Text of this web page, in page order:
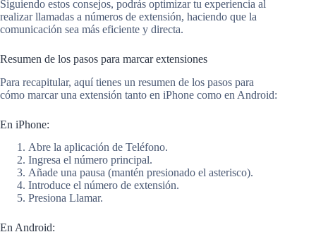
Siguiendo estos consejos, podrás optimizar tu experiencia al
realizar llamadas a números de extensión, haciendo que la
comunicación sea más eficiente y directa.
Resumen de los pasos para marcar extensiones
Para recapitular, aquí tienes un resumen de los pasos para
cómo marcar una extensión tanto en iPhone como en Android:
En iPhone:
Abre la aplicación de Teléfono.
Ingresa el número principal.
Añade una pausa (mantén presionado el asterisco).
Introduce el número de extensión.
Presiona Llamar.
En Android: